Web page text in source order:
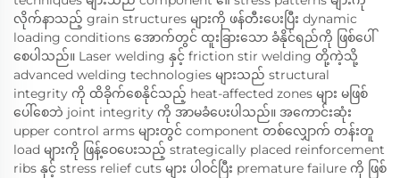
လိုက်နာသည့် grain structures များကို ဖန်တီးပေးပြီး dynamic
loading conditions အောက်တွင် ထူးခြားသော ခံနိုင်ရည်ကို ဖြစ်ပေါ်
စေပါသည်။ Laser welding နှင့် friction stir welding တို့ကဲ့သို့
advanced welding technologies များသည် structural
integrity ကို ထိခိုက်စေနိုင်သည့် heat-affected zones များ မဖြစ်
ပေါ်စေဘဲ joint integrity ကို အာမခံပေးပါသည်။ အကောင်းဆုံး
upper control arms များတွင် component တစ်လျှောက် တန်းတူ
load များကို ဖြန့်ဝေပေးသည့် strategically placed reinforcement
ribs နှင့် stress relief cuts များ ပါဝင်ပြီး premature failure ကို ဖြစ်